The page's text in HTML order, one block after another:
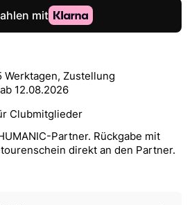
Zustellung
12.08.2026
Clubmitglieder
Partner. Rückgabe mit
direkt an den Partner.